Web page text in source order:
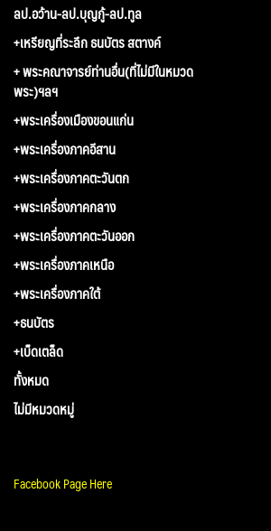
ลป.อว้าน-ลป.บุญกู้-ลป.ทูล
+เหรียญที่ระลึก ธนบัตร สตางค์
+ พระคณาจารย์ท่านอื่น(ที่ไม่มีในหมวด
พระ)ฯลฯ
+พระเครื่องเมืองขอนแก่น
+พระเครื่องภาคอีสาน
+พระเครื่องภาคตะวันตก
+พระเครื่องภาคกลาง
+พระเครื่องภาคตะวันออก
+พระเครื่องภาคเหนือ
+พระเครื่องภาคใต้
+ธนบัตร
+เบ็ดเตล็ด
ทั้งหมด
ไม่มีหมวดหมู่
Facebook Page Here